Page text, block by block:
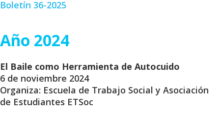
Boletín 36-2025
Año 2024
El Baile como Herramienta de Autocuido
6 de noviembre 2024
Organiza: Escuela de Trabajo Social y Asociación
de Estudiantes ETSoc